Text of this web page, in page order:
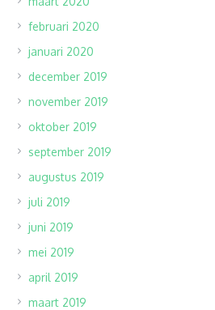
februari 2020
januari 2020
december 2019
november 2019
oktober 2019
september 2019
augustus 2019
juli 2019
juni 2019
mei 2019
april 2019
maart 2019